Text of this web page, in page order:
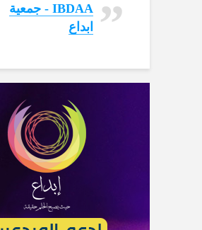
‏IBDAA - جمعية
ابداع‏